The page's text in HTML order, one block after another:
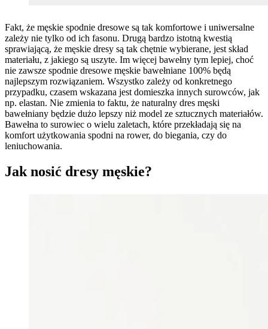
Fakt, że męskie spodnie dresowe są tak komfortowe i uniwersalne
zależy nie tylko od ich fasonu. Drugą bardzo istotną kwestią
sprawiającą, że męskie dresy są tak chętnie wybierane, jest skład
materiału, z jakiego są uszyte. Im więcej bawełny tym lepiej, choć
nie zawsze spodnie dresowe męskie bawełniane 100% będą
najlepszym rozwiązaniem. Wszystko zależy od konkretnego
przypadku, czasem wskazana jest domieszka innych surowców, jak
np. elastan. Nie zmienia to faktu, że naturalny dres męski
bawełniany będzie dużo lepszy niż model ze sztucznych materiałów.
Bawełna to surowiec o wielu zaletach, które przekładają się na
komfort użytkowania spodni na rower, do biegania, czy do
leniuchowania.
Jak nosić dresy męskie?